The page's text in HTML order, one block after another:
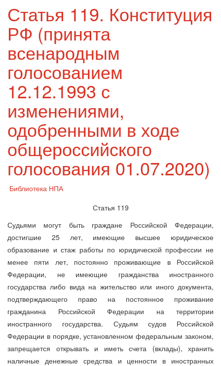
Статья 119. Конституция
РФ (принята
всенародным
голосованием
12.12.1993 с
изменениями,
одобренными в ходе
общероссийского
голосования 01.07.2020)
Библиотека НПА
Статья 119
Судьями могут быть граждане Российской Федерации,
достигшие 25 лет, имеющие высшее юридическое
образование и стаж работы по юридической профессии не
менее пяти лет, постоянно проживающие в Российской
Федерации, не имеющие гражданства иностранного
государства либо вида на жительство или иного документа,
подтверждающего право на постоянное проживание
гражданина Российской Федерации на территории
иностранного государства. Судьям судов Российской
Федерации в порядке, установленном федеральным законом,
запрещается открывать и иметь счета (вклады), хранить
наличные денежные средства и ценности в иностранных